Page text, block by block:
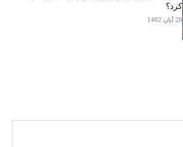
کرد؟
28 آبان 1402